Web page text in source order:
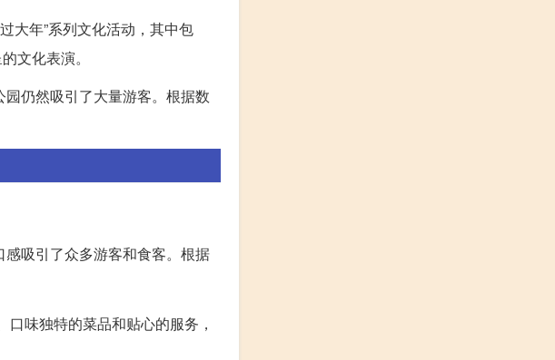
大年”系列文化活动，其中包
文化表演。
仍然吸引了大量游客。根据数
吸引了众多游客和食客。根据
味独特的菜品和贴心的服务，